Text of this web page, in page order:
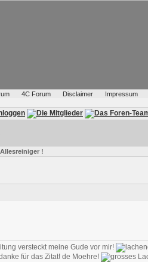
4C Forum Disclaimer Impressum
!
versteckt meine Gude vor mir!
für das Zitat! de Moehre!